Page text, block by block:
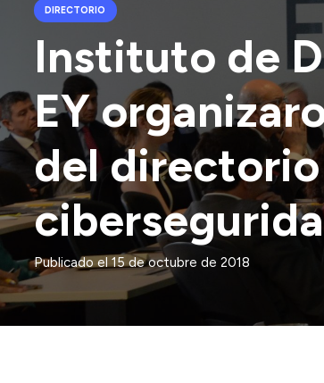
DIRECTORIO
Instituto de
EY
del
Publicado el15 de octubre de 2018